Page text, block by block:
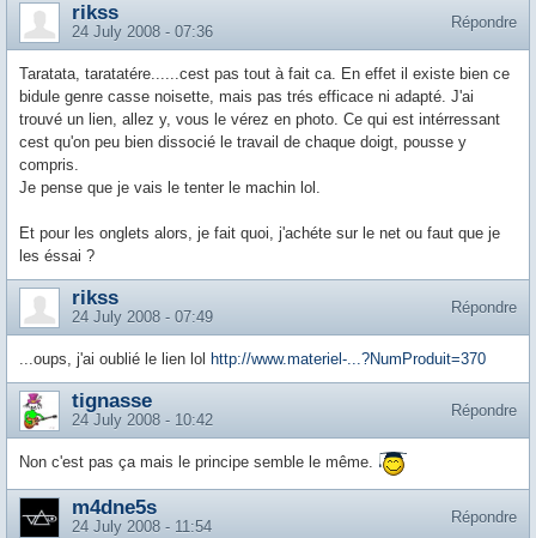
Répondre
rikss
24 July 2008 - 07:36
Taratata, taratatére......cest pas tout à fait ca. En effet il existe bien ce
bidule genre casse noisette, mais pas trés efficace ni adapté. J'ai
trouvé un lien, allez y, vous le vérez en photo. Ce qui est intérressant
cest qu'on peu bien dissocié le travail de chaque doigt, pousse y
compris.
Je pense que je vais le tenter le machin lol.
Et pour les onglets alors, je fait quoi, j'achéte sur le net ou faut que je
les éssai ?
Répondre
rikss
24 July 2008 - 07:49
...oups, j'ai oublié le lien lol http://www.materiel-...?NumProduit=370
Répondre
tignasse
24 July 2008 - 10:42
Non c'est pas ça mais le principe semble le même.
Répondre
m4dne5s
24 July 2008 - 11:54